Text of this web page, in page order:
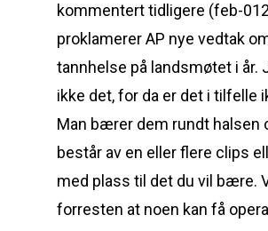
kommentert tidligere (feb-
proklamerer AP nye vedtak
tannhelse på landsmøtet i år.
ikke det, for da er det i tilfelle
Man bærer dem rundt halsen
består av en eller flere clips
med plass til det du vil bære.
forresten at noen kan få